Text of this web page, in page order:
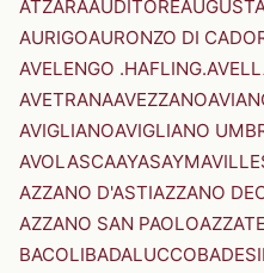
ATZARAAUDITORE
AURIGOAURONZO DI
AVELENGO .HAFLING.
AVETRANAAVEZZANO
AVIGLIANOAVIGLIANO
AVOLASCAAYAS
AZZANO D'ASTIAZZANO
AZZANO SAN PAOLOAZZATE
BACOLIBADALUCCOBADESI